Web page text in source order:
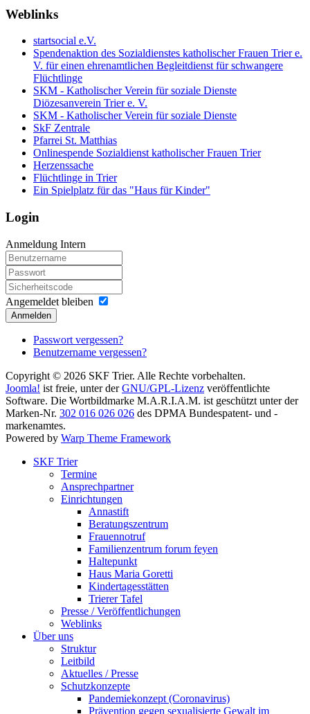
Weblinks
startsocial e.V.
Spendenaktion des Sozialdienstes katholischer Frauen Trier e.
V. für einen ehrenamtlichen Begleitdienst für schwangere
Flüchtlinge
SKM - Katholischer Verein für soziale Dienste
Diözesanverein Trier e. V.
SKM - Katholischer Verein für soziale Dienste
SkF Zentrale
Pfarrei St. Matthias
Onlinespende Sozialdienst katholischer Frauen Trier
Herzenssache
Flüchtlinge in Trier
Ein Spielplatz für das "Haus für Kinder"
Login
Anmeldung Intern
Angemeldet bleiben
Anmelden
Passwort vergessen?
Benutzername vergessen?
Copyright © 2026 SKF Trier. Alle Rechte vorbehalten.
Joomla! ist freie, unter derGNU/GPL-Lizenz veröffentlichte
Software. Die Wortbildmarke M.A.R.I.A.M. ist geschützt unter der
Marken-Nr. 302 016 026 026 des DPMA Bundespatent- und -
markenamtes.
Powered by Warp Theme Framework
SKF Trier
Termine
Ansprechpartner
Einrichtungen
Annastift
Beratungszentrum
Frauennotruf
Familienzentrum forum feyen
Haltepunkt
Haus Maria Goretti
Kindertagesstätten
Trierer Tafel
Presse / Veröffentlichungen
Weblinks
Über uns
Struktur
Leitbild
Aktuelles / Presse
Schutzkonzepte
Pandemiekonzept (Coronavirus)
Prävention gegen sexualisierte Gewalt im